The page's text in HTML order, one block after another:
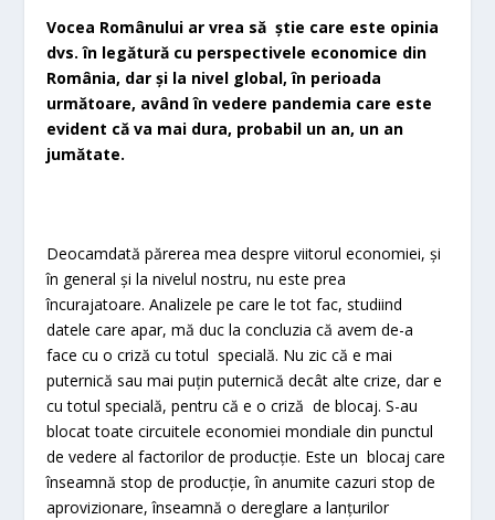
Vocea Românului ar vrea să știe care este opinia
dvs. în legătură cu perspectivele economice din
România, dar și la nivel global, în perioada
următoare, având în vedere pandemia care este
evident că va mai dura, probabil un an, un an
jumătate.
Deocamdată părerea mea despre viitorul economiei, și
în general și la nivelul nostru, nu este prea
încurajatoare. Analizele pe care le tot fac, studiind
datele care apar, mă duc la concluzia că avem de-a
face cu o criză cu totul specială. Nu zic că e mai
puternică sau mai puțin puternică decât alte crize, dar e
cu totul specială, pentru că e o criză de blocaj. S-au
blocat toate circuitele economiei mondiale din punctul
de vedere al factorilor de producție. Este un blocaj care
înseamnă stop de producție, în anumite cazuri stop de
aprovizionare, înseamnă o dereglare a lanțurilor